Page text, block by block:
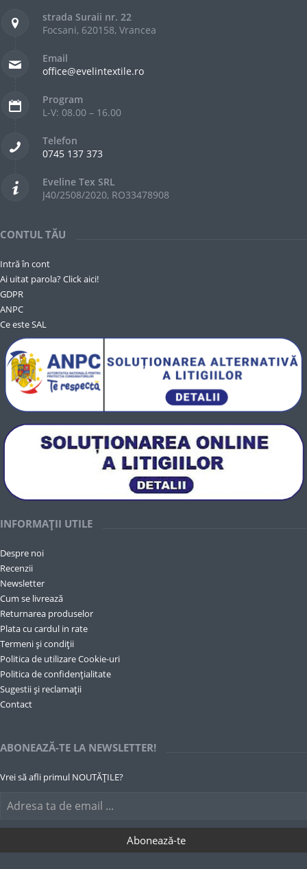
strada Suraii nr. 22
Focsani, 620158, Vrancea
Email
office@evelintextile.ro
Program
L-V: 08.00 – 16.00
Telefon
0745 137 373
Eveline Tex SRL
J40/2508/2020, RO33478908
CONTUL TĂU
Intră în cont
Ai uitat parola? Click aici!
GDPR
ANPC
Ce este SAL
INFORMAȚII UTILE
Despre noi
Recenzii
Newsletter
Cum se livrează
Returnarea produselor
Plata cu cardul in rate
Termeni și condiții
Politica de utilizare Cookie-uri
Politica de confidențialitate
Sugestii și reclamații
Contact
ABONEAZĂ-TE LA NEWSLETTER!
Vrei să afli primul NOUTĂȚILE?